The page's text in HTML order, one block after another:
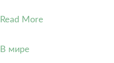
Read More
В мире